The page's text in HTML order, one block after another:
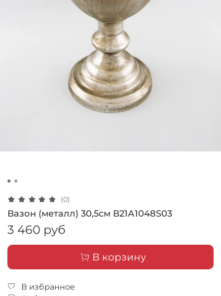
(0)
Вазон (металл) 30,5см В21А1048S03
3 460 руб
В корзину
В избранное